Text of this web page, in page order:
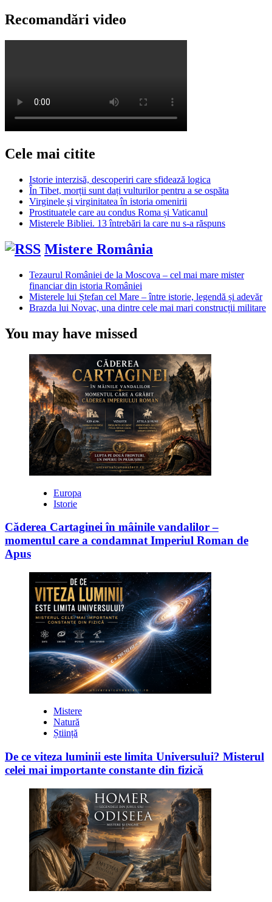
Recomandări video
Cele mai citite
Istorie interzisă, descoperiri care sfidează logica
În Tibet, morții sunt dați vulturilor pentru a se ospăta
Virginele şi virginitatea în istoria omenirii
Prostituatele care au condus Roma și Vaticanul
Misterele Bibliei. 13 întrebări la care nu s-a răspuns
Mistere România
Tezaurul României de la Moscova – cel mai mare mister
financiar din istoria României
Misterele lui Ștefan cel Mare – între istorie, legendă și adevăr
Brazda lui Novac, una dintre cele mai mari construcții militare
You may have missed
Europa
Istorie
Căderea Cartaginei în mâinile vandalilor –
momentul care a condamnat Imperiul Roman de
Apus
Mistere
Natură
Știință
De ce viteza luminii este limita Universului? Misterul
celei mai importante constante din fizică